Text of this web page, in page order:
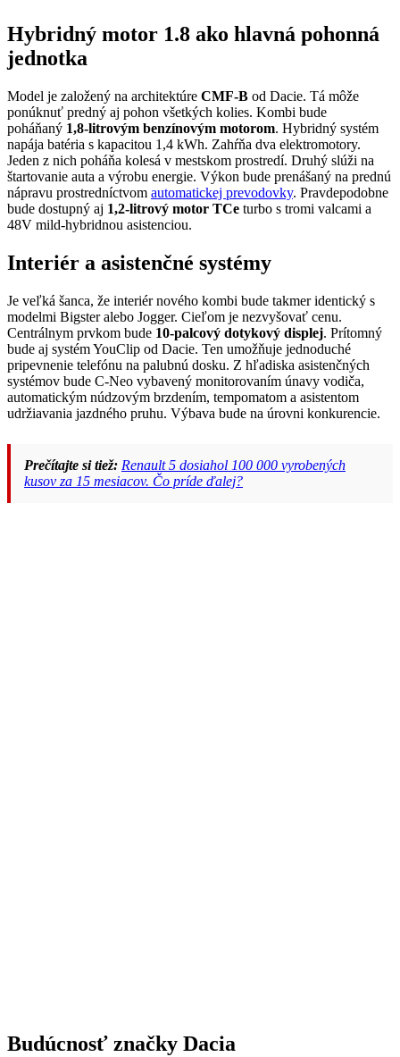
Hybridný motor 1.8 ako hlavná pohonná
jednotka
Model je založený na architektúre CMF-B od Dacie. Tá môže
ponúknuť predný aj pohon všetkých kolies. Kombi bude
poháňaný 1,8-litrovým benzínovým motorom. Hybridný systém
napája batéria s kapacitou 1,4 kWh. Zahŕňa dva elektromotory.
Jeden z nich poháňa kolesá v mestskom prostredí. Druhý slúži na
štartovanie auta a výrobu energie. Výkon bude prenášaný na prednú
nápravu prostredníctvom automatickej prevodovky. Pravdepodobne
bude dostupný aj 1,2-litrový motor TCe turbo s tromi valcami a
48V mild-hybridnou asistenciou.
Interiér a asistenčné systémy
Je veľká šanca, že interiér nového kombi bude takmer identický s
modelmi Bigster alebo Jogger. Cieľom je nezvyšovať cenu.
Centrálnym prvkom bude 10-palcový dotykový displej. Prítomný
bude aj systém YouClip od Dacie. Ten umožňuje jednoduché
pripevnenie telefónu na palubnú dosku. Z hľadiska asistenčných
systémov bude C-Neo vybavený monitorovaním únavy vodiča,
automatickým núdzovým brzdením, tempomatom a asistentom
udržiavania jazdného pruhu. Výbava bude na úrovni konkurencie.
Prečítajte si tiež: Renault 5 dosiahol 100 000 vyrobených
kusov za 15 mesiacov. Čo príde ďalej?
Budúcnosť značky Dacia